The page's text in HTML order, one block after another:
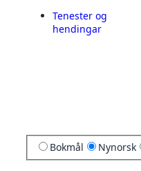
Tenester og
hendingar
Bokmål Nynorsk